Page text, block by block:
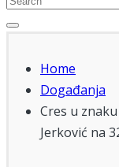
Home
Događanja
Cres u
Jerković na